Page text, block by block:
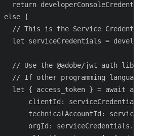
return
else {
// This is the Service Credentials
let serviceCredentials =
// Use the @adobe/jwt-auth library
// If other programming languages
let { access_token } = await auth({
clientId:
technicalAccountId:
orgId: serviceCredentials.org,